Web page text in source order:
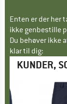
Enten er der her
ikke genbestille
Du behøver ikke
klar til dig:
KUNDER,